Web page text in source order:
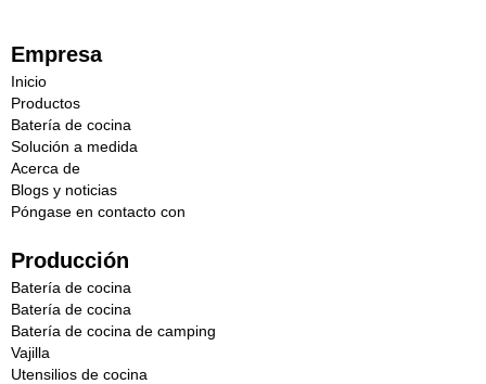
Empresa
Inicio
Productos
Batería de cocina
Solución a medida
Acerca de
Blogs y noticias
Póngase en contacto con
Producción
Batería de cocina
Batería de cocina
Batería de cocina de camping
Vajilla
Utensilios de cocina